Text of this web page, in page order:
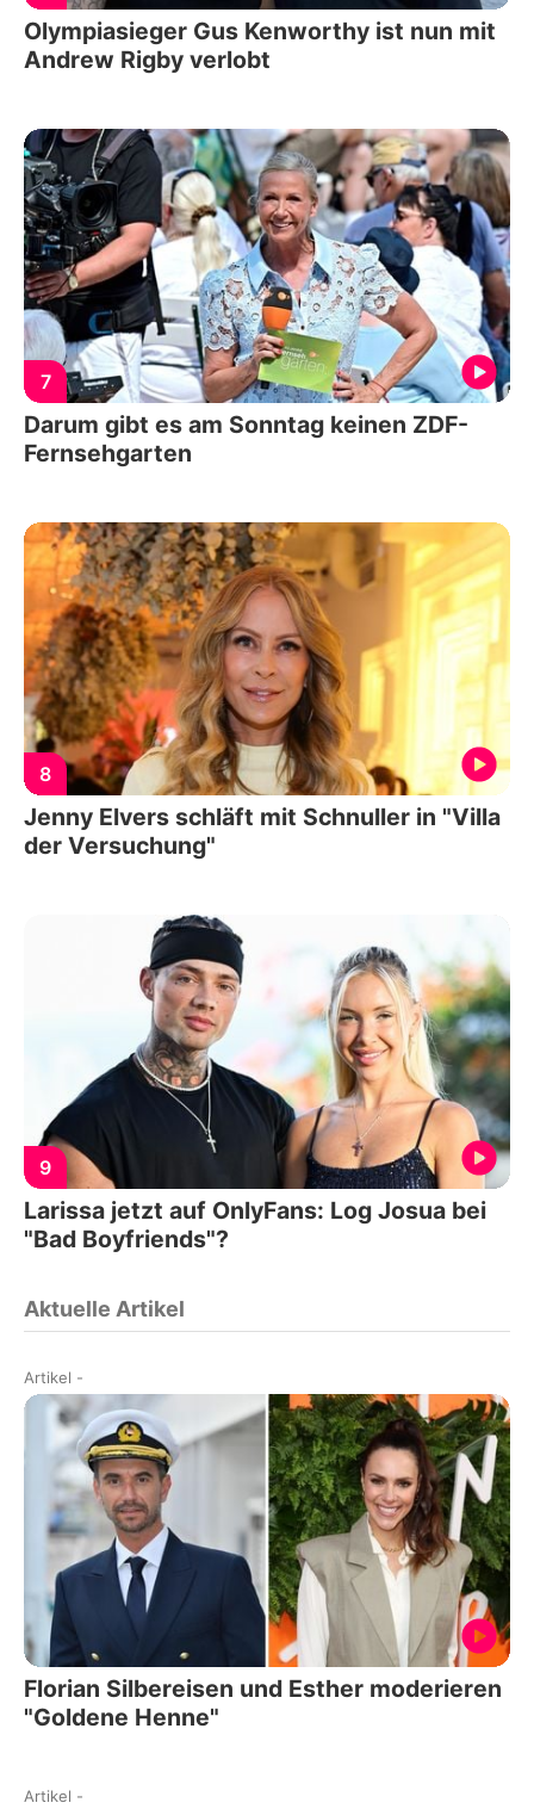
Olympiasieger Gus Kenworthy ist nun mit
Andrew Rigby verlobt
7
Darum gibt es am Sonntag keinen ZDF-
Fernsehgarten
8
Jenny Elvers schläft mit Schnuller in "Villa
der Versuchung"
9
Larissa jetzt auf OnlyFans: Log Josua bei
"Bad Boyfriends"?
Aktuelle Artikel
Artikel -
Florian Silbereisen und Esther moderieren
"Goldene Henne"
Artikel -